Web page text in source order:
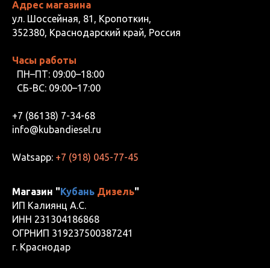
Адрес магазина
ул. Шоссейная, 81, Кропоткин,
352380, Краснодарский край, Россия
Часы работы
ПН–ПТ: 09:00–18:00
СБ-ВС: 09:00–17:00
+7 (86138) 7-34-68
info@kubandiesel.ru
Watsapp: +7 (918) 045-77-45
Магазин "Кубань Дизель"
ИП Калиянц А.С.
ИНН 231304186868
ОГРНИП 319237500387241
г. Краснодар